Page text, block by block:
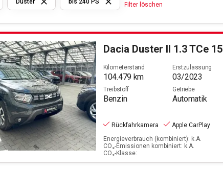
bis
PS
Filter löschen
Duster bis 240 PS Filter löschen
Dacia Duster II 1.3 TCe 150 Journey 2WD (EURO 6d)
Kilometerstand
104.479km
Erstzulassung
03/2023
Treibstoff
Benzin
Getriebe
Automatik
Rückfahrkamera
Apple CarPlay
Energieverbrauch (kombiniert): k.A.
CO₂-Emissionen kombiniert: k.A.
CO₂-Klasse: